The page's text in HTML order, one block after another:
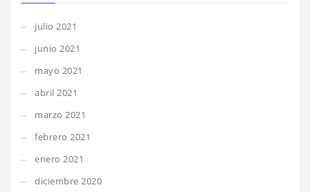
julio 2021
junio 2021
mayo 2021
abril 2021
marzo 2021
febrero 2021
enero 2021
diciembre 2020